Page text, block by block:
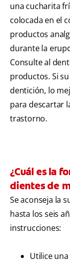
una cucharita
colocada en el
productos
durante la
Consulte al
productos. Si
dentición, lo
para descartar
trastorno.
¿Cuál es la
dientes de
Se aconseja la
hasta los seis
instrucciones:
Utilice